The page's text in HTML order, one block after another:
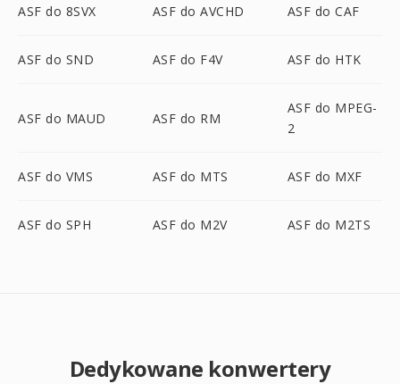
ASF do 8SVX ASF do AVCHD ASF do CAF
ASF do SND ASF do F4V ASF do HTK
ASF do MAUD ASF do RM
ASF do MPEG-
2
ASF do VMS ASF do MTS ASF do MXF
ASF do SPH ASF do M2V ASF do M2TS
Dedykowane konwertery